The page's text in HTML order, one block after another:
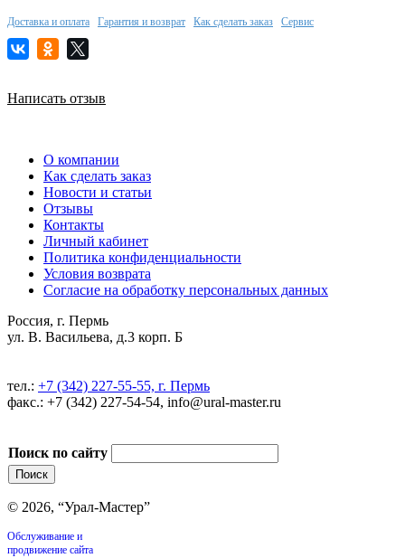
Доставка и оплата Гарантия и возврат Как сделать заказ Сервис
Написать отзыв
О компании
Как сделать заказ
Новости и статьи
Отзывы
Контакты
Личный кабинет
Политика конфиденциальности
Условия возврата
Согласие на обработку персональных данных
Россия, г. Пермь
ул. В. Васильева, д.3 корп. Б
тел.: +7 (342) 227-55-55, г. Пермь
факс.: +7 (342) 227-54-54, info@ural-master.ru
Поиск по сайту
© 2026, “Урал-Мастер”
Обслуживание и
продвижение сайта